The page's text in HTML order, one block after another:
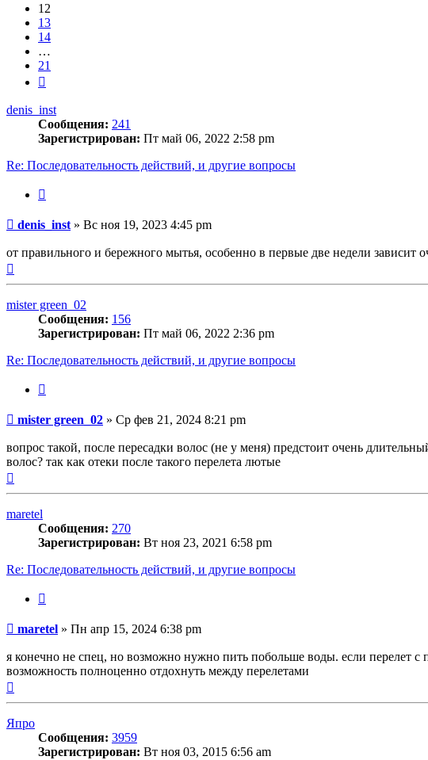
12
13
14
…
21
denis_inst
Сообщения: 241
Зарегистрирован: Пт май 06, 2022 2:58 pm
Re: Последовательность действий, и другие вопросы
Сообщение
denis_inst » Вс ноя 19, 2023 4:45 pm
от правильного и бережного мытья, особенно в первые две недели зависит
mister green_02
Сообщения: 156
Зарегистрирован: Пт май 06, 2022 2:36 pm
Re: Последовательность действий, и другие вопросы
Сообщение
mister green_02 » Ср фев 21, 2024 8:21 pm
вопрос такой, после пересадки волос (не у меня) предстоит очень
волос? так как отеки после такого перелета лютые
maretel
Сообщения: 270
Зарегистрирован: Вт ноя 23, 2021 6:58 pm
Re: Последовательность действий, и другие вопросы
Сообщение
maretel » Пн апр 15, 2024 6:38 pm
я конечно не спец, но возможно нужно пить побольше воды. если перелет
возможность полноценно отдохнуть между перелетами
Япро
Сообщения: 3959
Зарегистрирован: Вт ноя 03, 2015 6:56 am